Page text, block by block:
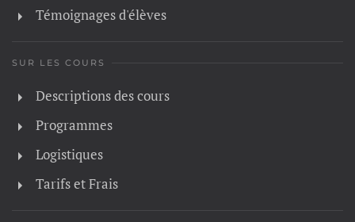
Témoignages d'élèves
SUR LES COURS
Descriptions des cours
Programmes
Logistiques
Tarifs et Frais